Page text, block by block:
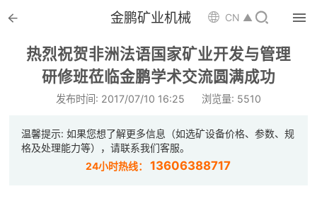
 金鹏矿业机械 CN ▲ 
热烈祝贺非洲法语国家矿业开发与管理
研修班莅临金鹏学术交流圆满成功
发布时间: 2017/07/10 16:25 浏览量: 5510
温馨提示: 如果您想了解更多信息（如选矿设备价格、参数、规
格及处理能力等），请联系我们客服。
24小时热线：13606388717
首页
 选矿设备

 解决方案